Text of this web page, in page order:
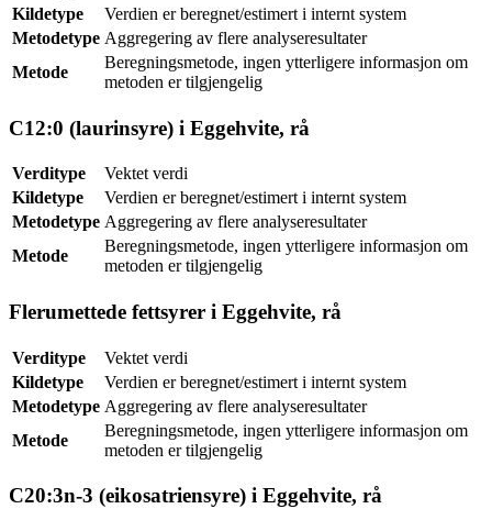
Kildetype
Verdien er beregnet/estimert i internt system
Metodetype Aggregering av flere analyseresultater
Metode
Beregningsmetode, ingen ytterligere informasjon om
metoden er tilgjengelig
C12:0 (laurinsyre) i Eggehvite, rå
Verditype
Vektet verdi
Kildetype
Verdien er beregnet/estimert i internt system
Metodetype Aggregering av flere analyseresultater
Metode
Beregningsmetode, ingen ytterligere informasjon om
metoden er tilgjengelig
Flerumettede fettsyrer i Eggehvite, rå
Verditype
Vektet verdi
Kildetype
Verdien er beregnet/estimert i internt system
Metodetype Aggregering av flere analyseresultater
Metode
Beregningsmetode, ingen ytterligere informasjon om
metoden er tilgjengelig
C20:3n-3 (eikosatriensyre) i Eggehvite, rå